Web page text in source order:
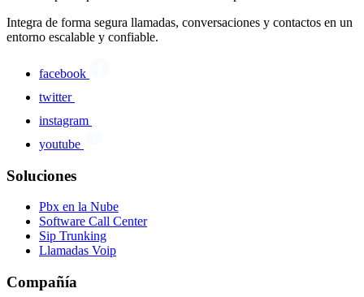
Integra de forma segura llamadas, conversaciones y contactos en un
entorno escalable y confiable.
facebook
twitter
instagram
youtube
Soluciones
Pbx en la Nube
Software Call Center
Sip Trunking
Llamadas Voip
Compañía